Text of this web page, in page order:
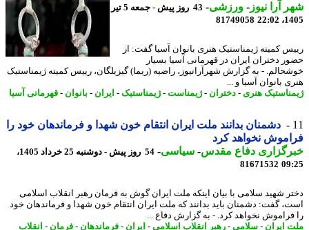
آرا نیوز-ورزشی-
43 روز پیش - جمعه 5 تیر
81749058
کمیته ژیمناستیک هنری بانوان آسیا گفت: از
دختران ایران در قهرمانی آسیا بسیار
- به گزارش شهرآرانیوز، راضیه (ریما) گیزیلگان، رییس کمیته ژیمناستیک
بانوان آسیا و ...
هنری- دختران- ژیمناست-ژیمناستیک-ایران - بانوان- قهرمانی آسیا
دشمنان بدانند ملت ایران انتقام خون شهدا و فرماندهان خود را
نخواهد کرد
دفاع مقدس-سیاسی-
54 روز پیش - دوشنبه 25 خرداد 1405،
81671532
شهید سلامی با بیان اینکه ملت ایران گوش به فرمان رهبر انقلاب اسلامی
گفت: دشمنان باید بدانند که ملت ایران انتقام خون شهدا و فرماندهان خود
نخواهد کرد. - به گزارش دفاع ...
ایران - سلامی-رهبر انقلاب اسلامی-ایران - فرماندهان-فرمان -انقلاب